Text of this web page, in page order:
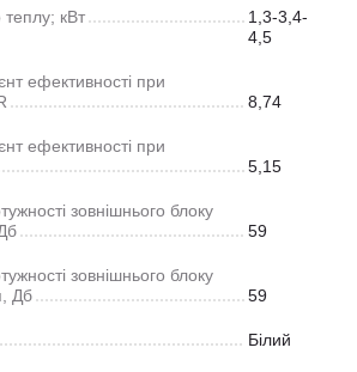
теплу; кВт
1,3-3,4-
4,5
ефективності при
8,74
ефективності при
5,15
зовнішнього блоку
59
зовнішнього блоку
Дб
59
Білий